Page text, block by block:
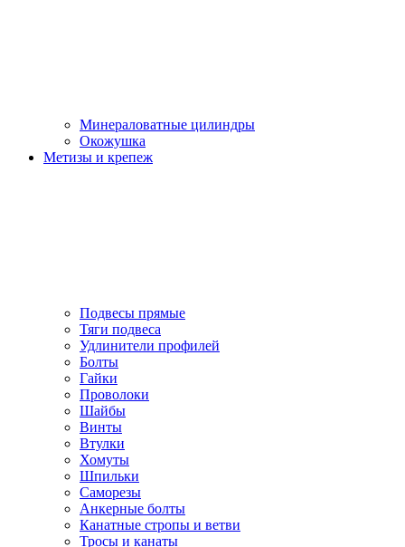
Минераловатные цилиндры
Окожушка
Метизы и крепеж
Подвесы прямые
Тяги подвеса
Удлинители профилей
Болты
Гайки
Проволоки
Шайбы
Винты
Втулки
Хомуты
Шпильки
Саморезы
Анкерные болты
Канатные стропы и ветви
Тросы и канаты